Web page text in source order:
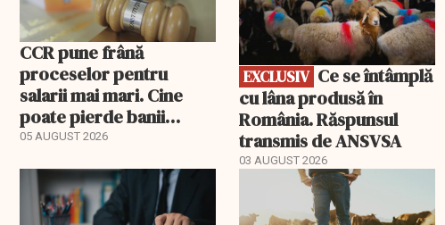
CCR pune frână
proceselor pentru
salarii mai mari. Cine
poate pierde banii
ceruți statului
05 AUGUST 2026
EXCLUSIV
cu lâna produsă în
România. Răspunsul
transmis de ANSVSA
03 AUGUST 2026